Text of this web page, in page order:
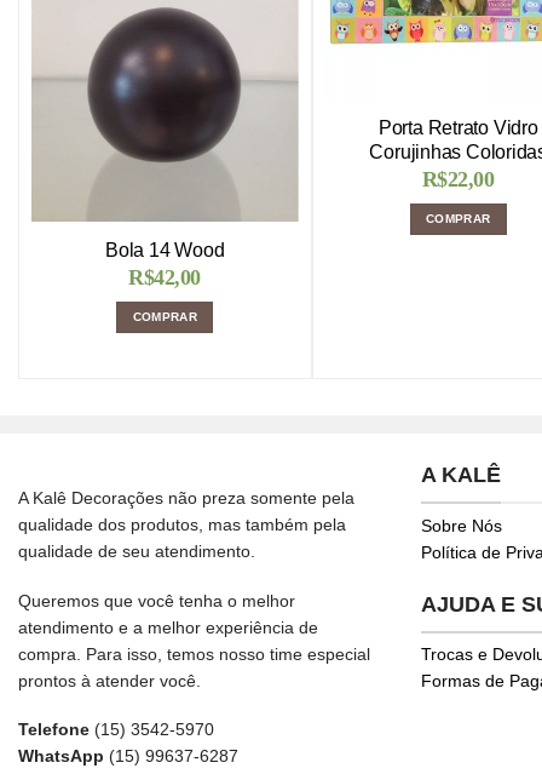
Bola 14 Wood
R$42,00
COMPRAR
Porta Retrato Vidro
Corujinhas
R$22,00
COMPRAR
A Kalê Decorações não preza somente pela
qualidade dos produtos, mas também pela
qualidade de seu atendimento.
Queremos que você tenha o melhor
atendimento e a melhor experiência de
compra. Para isso, temos nosso time especial
prontos à atender você.
Telefone (15) 3542-5970
WhatsApp (15) 99637-6287
A KALÊ
Sobre Nós
Política de
AJUDA E
Trocas e
Formas de